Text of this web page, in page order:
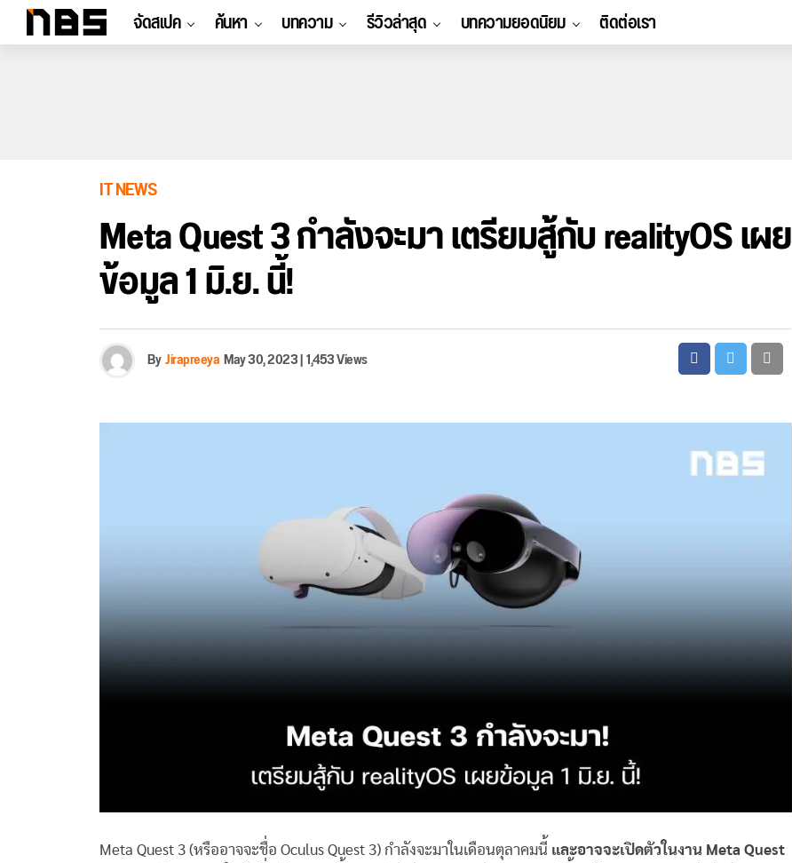
จัดสเปค ค้นหา บทความ รีวิวล่าสุด บทความยอดนิยม ติดต่อเรา
IT NEWS
Meta Quest 3 กำลังจะมา เตรียมสู้กับ realityOS เผย
ข้อมูล 1 มิ.ย. นี้!
ByJirapreeyaMay 30, 2023|1,453 Views
Meta Quest 3 (หรืออาจจะชื่อ Oculus Quest 3) กำลังจะมาในเดือนตุลาคมนี้ และอาจจะเปิดตัวในงาน Meta Quest